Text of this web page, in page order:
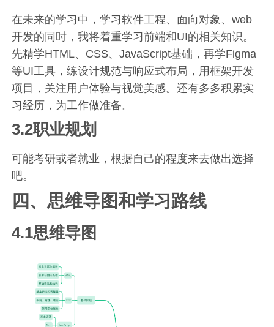
在未来的学习中，学习软件工程、面向对象、web
开发的同时，我将着重学习前端和UI的相关知识。
先精学HTML、CSS、JavaScript基础，再学Figma
等UI工具，练设计规范与响应式布局，用框架开发
项目，关注用户体验与视觉美感。还有多多积累实
习经历，为工作做准备。
3.2职业规划
可能考研或者就业，根据自己的程度来去做出选择
吧。
四、思维导图和学习路线
4.1思维导图